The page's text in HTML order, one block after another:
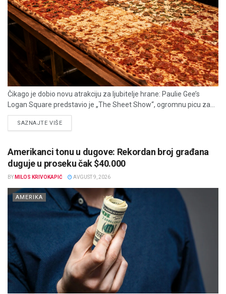
Čikago je dobio novu atrakciju za ljubitelje hrane: Paulie Gee’s
Logan Square predstavio je „The Sheet Show“, ogromnu picu za...
SAZNAJTE VIŠEDETAILS
Amerikanci tonu u dugove: Rekordan broj građana
duguje u proseku čak $40.000
BY MILOS KRIVOKAPIĆ AVGUST 9, 2026
AMERIKA